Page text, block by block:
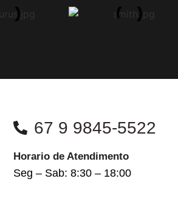
67 9 9845-5522
Horario de Atendimento
Seg – Sab: 8:30 – 18:00